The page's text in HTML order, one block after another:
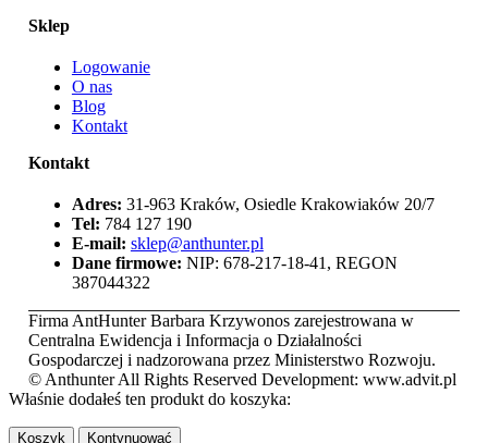
Sklep
Logowanie
O nas
Blog
Kontakt
Kontakt
Adres: 31-963 Kraków, Osiedle Krakowiaków 20/7
Tel: 784 127 190
E-mail: sklep@anthunter.pl
Dane firmowe: NIP: 678-217-18-41, REGON
387044322
Firma AntHunter Barbara Krzywonos zarejestrowana w
Centralna Ewidencja i Informacja o Działalności
Gospodarczej i nadzorowana przez Ministerstwo Rozwoju.
© Anthunter All Rights Reserved Development: www.advit.pl
Właśnie dodałeś ten produkt do koszyka:
Koszyk Kontynuować